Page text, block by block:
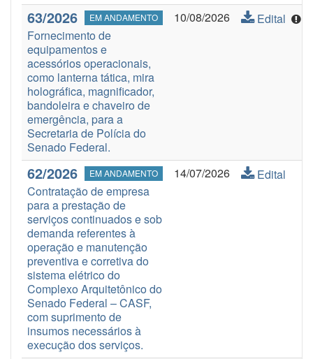
63/2026 EM ANDAMENTO
Fornecimento de
equipamentos e
acessórios operacionais,
como lanterna tática, mira
holográfica, magnificador,
bandoleira e chaveiro de
emergência, para a
Secretaria de Polícia do
Senado Federal.
10/08/2026 Edital
62/2026 EM ANDAMENTO
Contratação de empresa
para a prestação de
serviços continuados e sob
demanda referentes à
operação e manutenção
preventiva e corretiva do
sistema elétrico do
Complexo Arquitetônico do
Senado Federal – CASF,
com suprimento de
insumos necessários à
execução dos serviços.
14/07/2026 Edital